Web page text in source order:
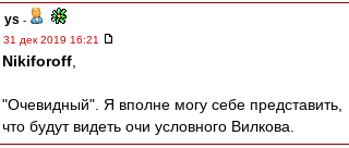
ys -
31 дек 2019 16:21
Nikiforoff
"Очевидный". Я вполне могу себе представить,
что будут видеть очи условного Вилкова.